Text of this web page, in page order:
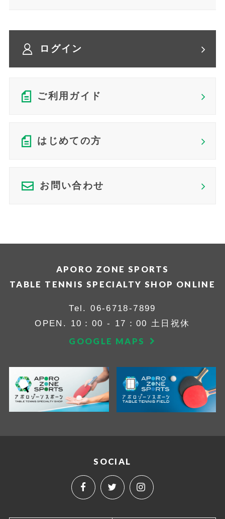
ログイン
ご利用ガイド
はじめての方
お問い合わせ
APORO ZONE SPORTS
TABLE TENNIS SPECIALTY SHOP ONLINE
Tel.06-6718-7899
OPEN. 10：00 - 17：00 土日祝休
GOOGLE MAPS
SOCIAL